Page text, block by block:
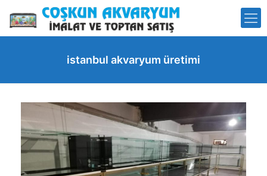
istanbul akvaryum üretimi